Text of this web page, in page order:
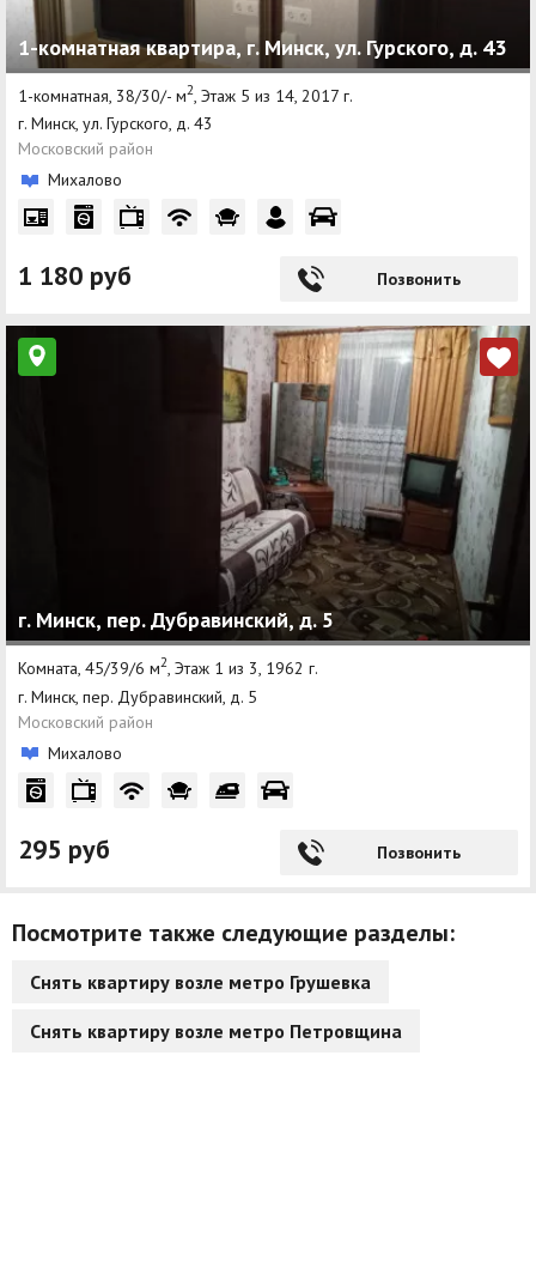
1-комнатная квартира, г. Минск, ул. Гурского, д. 43
1-комнатная, 38/30/- м2 , Этаж 5 из 14, 2017 г.
г. Минск, ул. Гурского, д. 43
Московский район
Михалово
1 180 руб Позвонить
г. Минск, пер. Дубравинский, д. 5
Комната, 45/39/6 м2, Этаж 1 из 3, 1962 г.
г. Минск, пер. Дубравинский, д. 5
Московский район
Михалово
295 руб Позвонить
Посмотрите также следующие разделы:
Снять квартиру возле метро Грушевка
Снять квартиру возле метро Петровщина